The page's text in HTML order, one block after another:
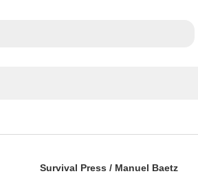
Survival Press / Manuel Baetz